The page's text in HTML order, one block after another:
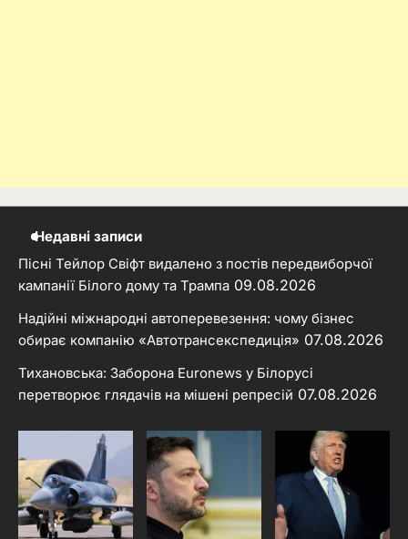
Недавні записи
Пісні Тейлор Свіфт видалено з постів передвиборчої
кампанії Білого дому та Трампа 09.08.2026
Надійні міжнародні автоперевезення: чому бізнес
обирає компанію «Автотрансекспедиція» 07.08.2026
Тихановська: Заборона Euronews у Білорусі
перетворює глядачів на мішені репресій 07.08.2026